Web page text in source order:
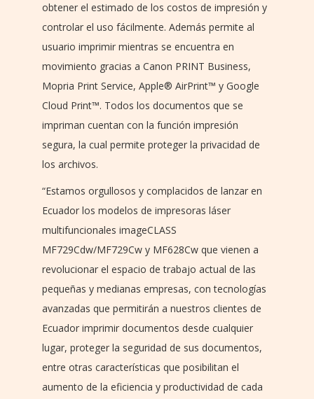
obtener el estimado de los costos de impresión y
controlar el uso fácilmente. Además permite al
usuario imprimir mientras se encuentra en
movimiento gracias a Canon PRINT Business,
Mopria Print Service, Apple® AirPrint™ y Google
Cloud Print™. Todos los documentos que se
impriman cuentan con la función impresión
segura, la cual permite proteger la privacidad de
los archivos.
“Estamos orgullosos y complacidos de lanzar en
Ecuador los modelos de impresoras láser
multifuncionales imageCLASS
MF729Cdw/MF729Cw y MF628Cw que vienen a
revolucionar el espacio de trabajo actual de las
pequeñas y medianas empresas, con tecnologías
avanzadas que permitirán a nuestros clientes de
Ecuador imprimir documentos desde cualquier
lugar, proteger la seguridad de sus documentos,
entre otras características que posibilitan el
aumento de la eficiencia y productividad de cada